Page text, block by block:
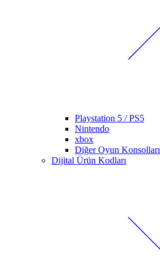
Playstation 5 / PS5
Nintendo
xbox
Diğer Oyun Konsolları
Dijital Ürün Kodları